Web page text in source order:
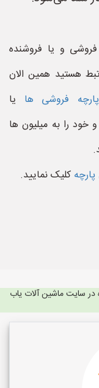
و یا فروشنده
هستید همین الان
پارچه فروشی ها یا
خود را به میلیون ها
کلیک نمایید.
در سایت ماشین آلات یاب